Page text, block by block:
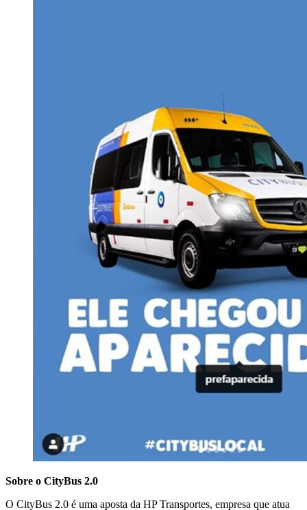
Sobre o CityBus 2.0
O CityBus 2.0 é uma aposta da HP Transportes, empresa que atua